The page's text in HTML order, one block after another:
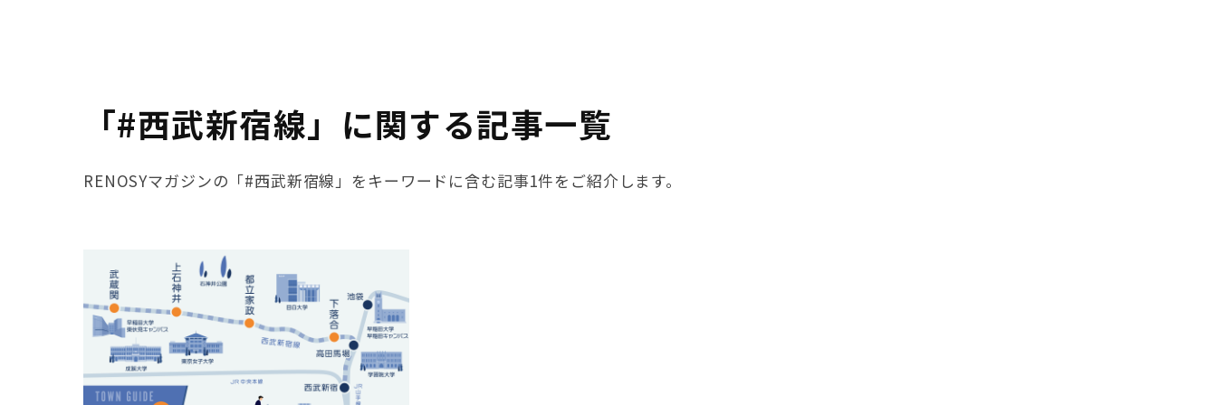
「#西武新宿線」に関する記事一覧
RENOSYマガジンの「#西武新宿線」をキーワードに含む記事1件をご紹介します。